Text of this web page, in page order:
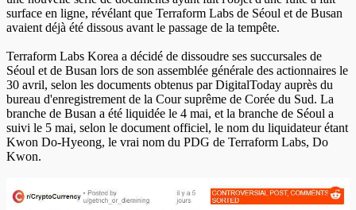
surface en ligne, révélant que Terraform Labs de Séoul et de Busan
avaient déjà été dissous avant le passage de la tempête.
Terraform Labs Korea a décidé de dissoudre ses succursales de
Séoul et de Busan lors de son assemblée générale des actionnaires le
30 avril, selon les documents obtenus par DigitalToday auprès du
bureau d'enregistrement de la Cour suprême de Corée du Sud. La
branche de Busan a été liquidée le 4 mai, et la branche de Séoul a
suivi le 5 mai, selon le document officiel, le nom du liquidateur étant
Kwon Do-Hyeong, le vrai nom du PDG de Terraform Labs, Do
Kwon.